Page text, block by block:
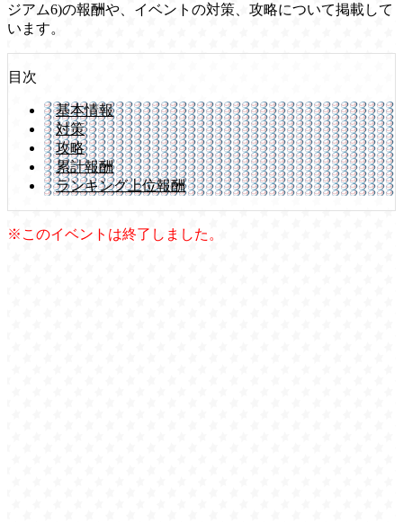
ジアム6)の報酬や、イベントの対策、攻略について掲載して
います。
目次
基本情報
対策
攻略
累計報酬
ランキング上位報酬
※このイベントは終了しました。